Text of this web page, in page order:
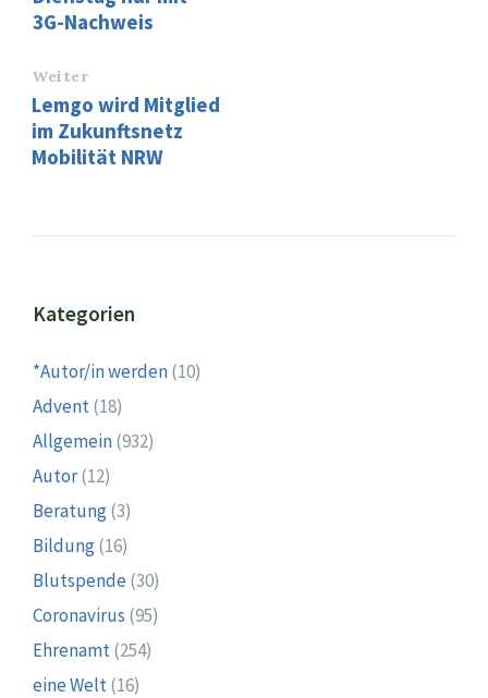
3G-Nachweis
Weiter
Lemgo wird Mitglied
im Zukunftsnetz
Mobilität NRW
Kategorien
*Autor/in werden(10)
Advent(18)
Allgemein(932)
Autor(12)
Beratung(3)
Bildung(16)
Blutspende (30)
Coronavirus (95)
Ehrenamt(254)
eine Welt(16)